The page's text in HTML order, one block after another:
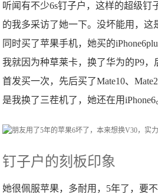
听闻有不少6s钉子户，这样的超级钉
的我多采访了她一下。没坏能用，这
同时买了苹果手机，她买的
我就因为种草莱卡，换了华为的P9，
首发买一次，先后买了Mate10、
是我换了三茬机了，她还在用iPhone6
钉子户的刻板印象
她很佩服苹果，多耐用，5年了，要